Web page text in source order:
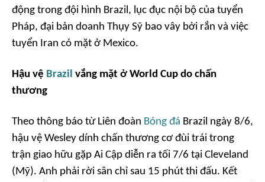
động trong đội hình Brazil, lục đục nội bộ của tuyển
Pháp, đại bản doanh Thụy Sỹ bao vây bởi rắn và việc
tuyển Iran có mặt ở Mexico.
Hậu vệ Brazil vắng mặt ở World Cup do chấn
thương
Theo thông báo từ Liên đoàn Bóng đá Brazil ngày 8/6,
hậu vệ Wesley dính chấn thương cơ đùi trái trong
trận giao hữu gặp Ai Cập diễn ra tối 7/6 tại Cleveland
(Mỹ). Anh phải rời sân chỉ sau 15 phút thi đấu. Kết